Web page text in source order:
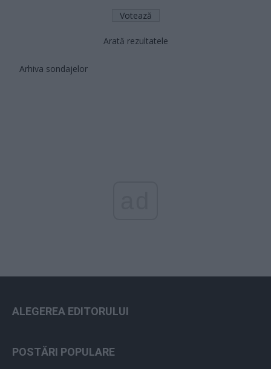
Arată rezultatele
Arhiva sondajelor
ALEGEREA EDITORULUI
POSTĂRI POPULARE